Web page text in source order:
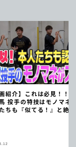
画紹介】これは必見！！
投手の特技はモノマ
ちも『似てる！』と絶